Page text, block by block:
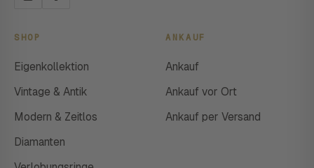
SHOP
Eigenkollektion
Vintage & Antik
Modern & Zeitlos
Diamanten
ANKAUF
Ankauf
Ankauf vor Ort
Ankauf per Versand